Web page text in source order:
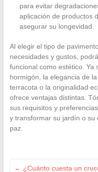
para evitar
aplicación de productos
asegurar su longevidad.
Al elegir el tipo de
necesidades y gustos,
funcional como estético. Ya
hormigón, la elegancia de
terracota o la originalidad
ofrece ventajas distintas.
sus requisitos y
y transformar su jardín o su
paz.
← ¿Cuánto cuesta un